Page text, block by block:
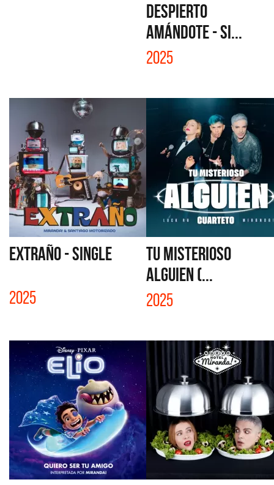
DESPIERTO
AMÁNDOTE - SI...
2025
EXTRAÑO - SINGLE
2025
TU MISTERIOSO
ALGUIEN (...
2025